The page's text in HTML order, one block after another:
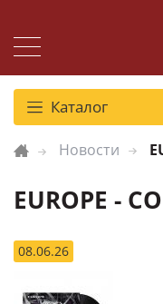
Каталог
Новости
EUROPE -
08.06.26